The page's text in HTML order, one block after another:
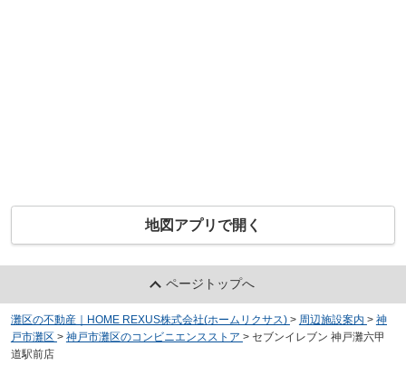
地図アプリで開く
ページトップへ
灘区の不動産｜HOME REXUS株式会社(ホームリクサス) > 周辺施設案内 > 神
戸市灘区 > 神戸市灘区のコンビニエンスストア > セブンイレブン 神戸灘六甲
道駅前店